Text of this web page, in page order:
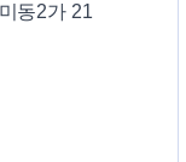
동2가 21